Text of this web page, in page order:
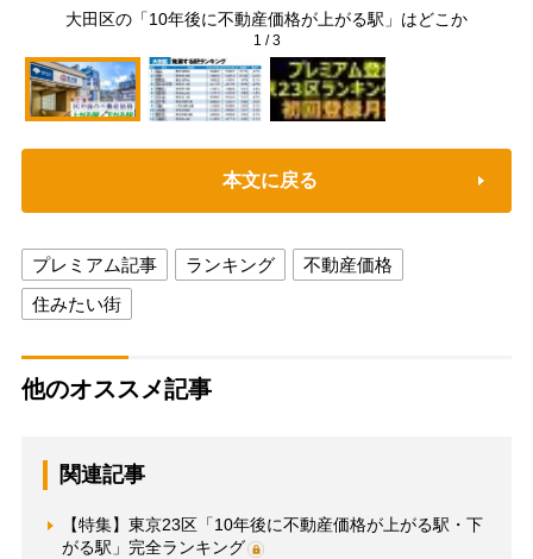
大田区の「10年後に不動産価格が上がる駅」はどこか
1 /3
本文に戻る
プレミアム記事 ランキング
不動産価格
住みたい街
他のオススメ記事
関連記事
【特集】東京23区「10年後に不動産価格が上がる駅・下
がる駅」完全ランキング